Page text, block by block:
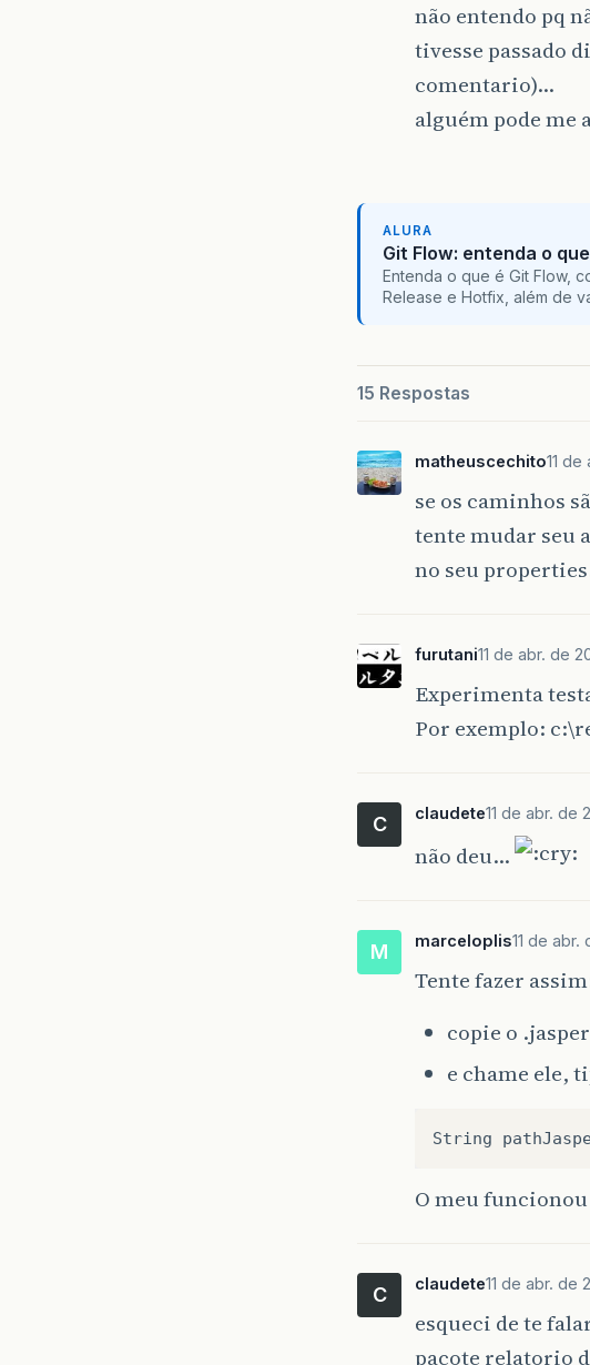
não entendo pq
tivesse passado
comentario)…
alguém pode me
ALURA
Git Flow: entenda o
Entenda o que é Git Flow,
Release e Hotfix, além de
15 Respostas
matheuscechito11
se os caminhos
tente mudar seu
no seu
furutani11 de abr. de
Experimenta
Por exemplo:
C claudete11 de abr. de
não deu…
M marceloplis11 de abr.
Tente fazer
copie o
e chame ele,
O meu
C claudete11 de abr. de
esqueci de te
pacote relatorio